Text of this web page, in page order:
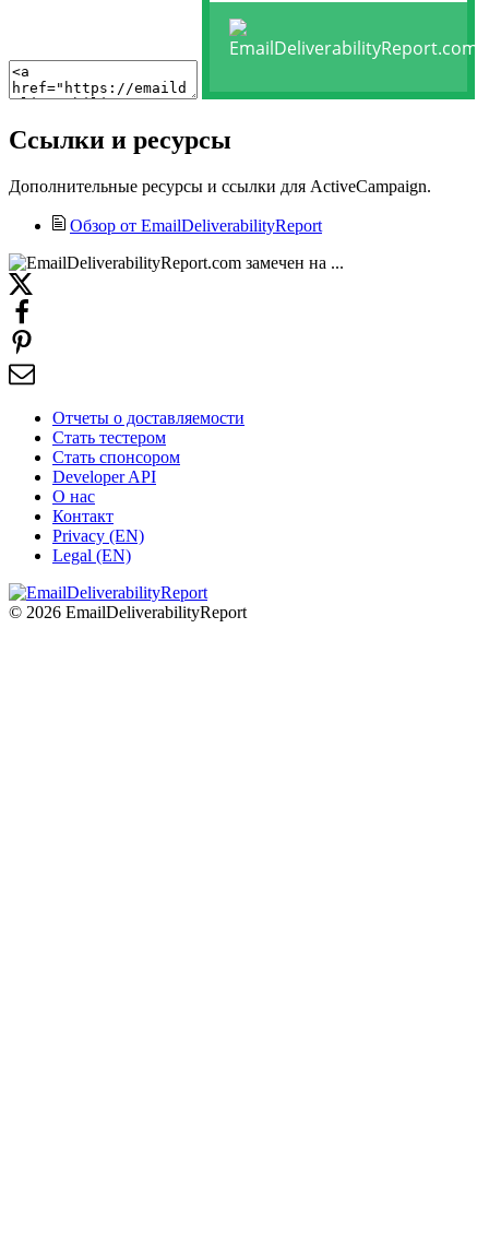
Ссылки и ресурсы
Дополнительные ресурсы и ссылки для ActiveCampaign.
Обзор от EmailDeliverabilityReport
Отчеты о доставляемости
Стать тестером
Стать спонсором
Developer API
О нас
Контакт
Privacy (EN)
Legal (EN)
© 2026 EmailDeliverabilityReport